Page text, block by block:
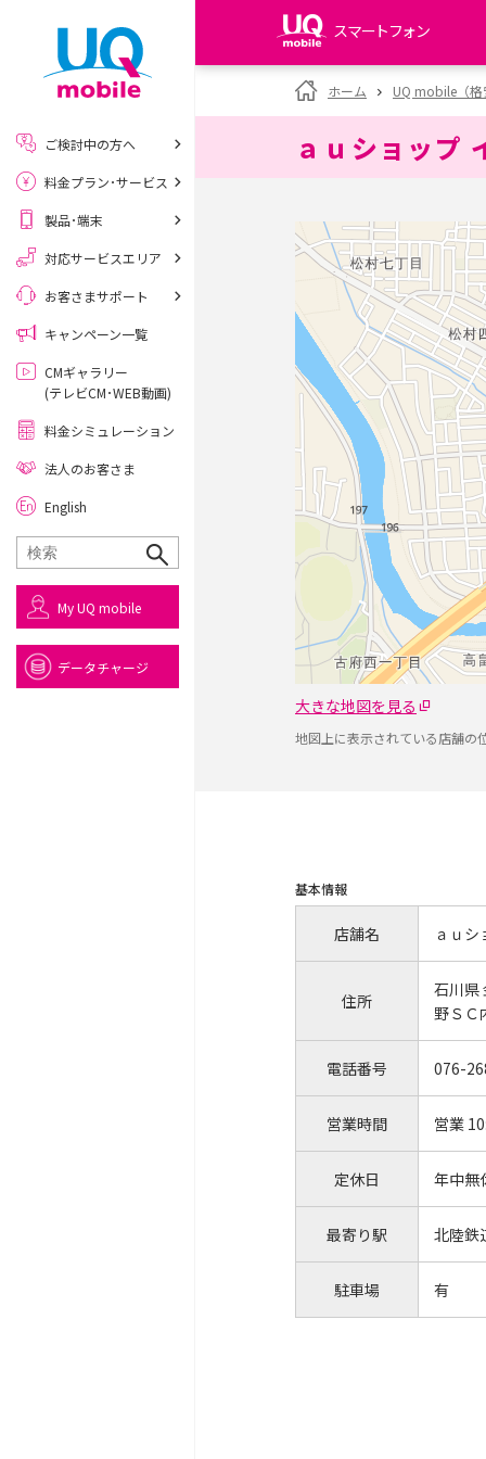
スマートフォン
my UQ WiMAX
UQ WiMAX ご契約の方
My UQ mobile
UQ mobile
データチャージサイト
ホーム UQ mobile（
ａｕショップ
大きな地図を見る
地図上に表示されている店舗の
基本情報
店舗名 ａｕ
住所
石川県
野ＳＣ
電話番号 076-
営業時間 営業
定休日 年中無
最寄り駅 北陸鉄
駐車場 有
ご検討中の方へ
料金プラン･サービス
製品･端末
対応サービスエリア
お客さまサポート
キャンペーン一覧
CMギャラリー
(テレビCM･WEB動画)
料金シミュレーション
法人のお客さま
English
My UQ mobile
データチャージ